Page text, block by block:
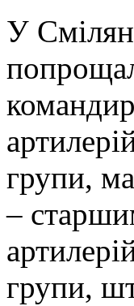
У
групи,
–
групи,